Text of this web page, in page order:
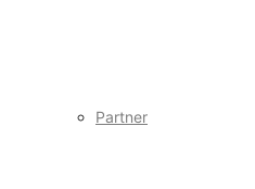
Partner